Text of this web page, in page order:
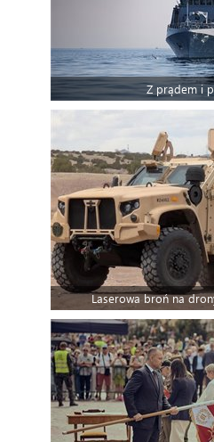
Z prądem i
Laserowa broń na